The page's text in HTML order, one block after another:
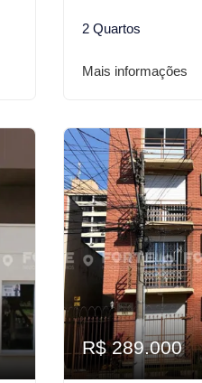
2 Quartos
Mais informações
R$ 289.000